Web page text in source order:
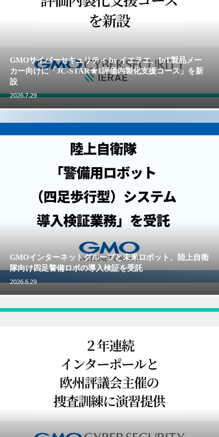
GMOサイバーセキュリティ by イエラエ、IoT製品メー
カー向けに「JC-STAR★1評価内製化支援コース」を新
設
2026.7.29
GMOインターネットグループと未来ロボット、陸上自衛
隊向け四足警備ロボの導入検証を受託
2026.6.29